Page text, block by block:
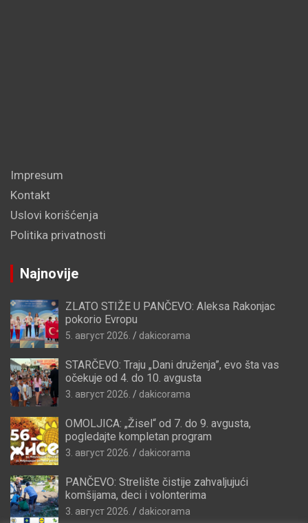
Impresum
Kontakt
Uslovi korišćenja
Politika privatnosti
Najnovije
ZLATO STIŽE U PANČEVO: Aleksa Rakonjac
pokorio Evropu
5. август 2026. dakicorama
STARČEVO: Traju „Dani druženja”, evo šta vas
očekuje od 4. do 10. avgusta
3. август 2026. dakicorama
OMOLJICA: „Žisel“ od 7. do 9. avgusta,
pogledajte kompletan program
3. август 2026. dakicorama
PANČEVO: Strelište čistije zahvaljujući
komšijama, deci i volonterima
3. август 2026. dakicorama